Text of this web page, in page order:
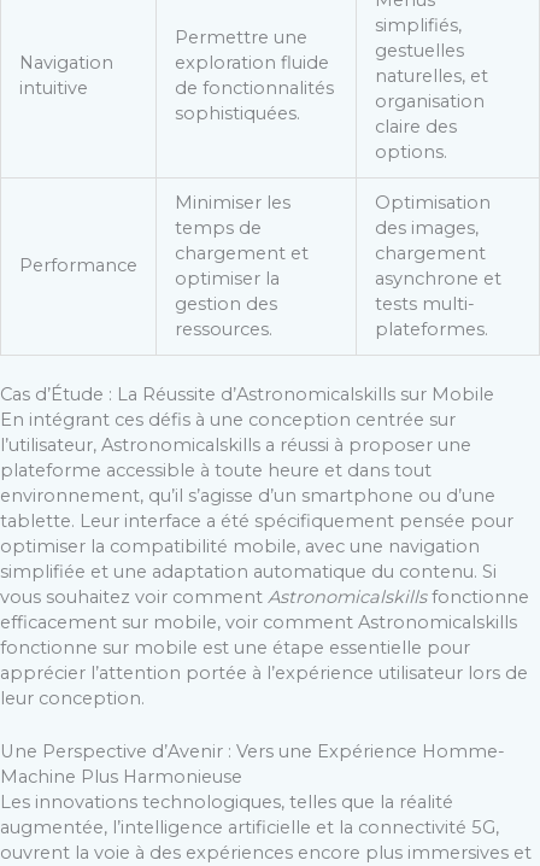
Navigation
intuitive
Permettre une
exploration fluide
de fonctionnalités
sophistiquées.
simplifiés,
gestuelles
naturelles, et
organisation
claire des
options.
Performance
Minimiser les
temps de
chargement et
optimiser la
gestion des
ressources.
Optimisation
des images,
chargement
asynchrone et
tests multi-
plateformes.
Cas d’Étude : La Réussite d’Astronomicalskills sur Mobile
En intégrant ces défis à une conception centrée sur
l’utilisateur, Astronomicalskills a réussi à proposer une
plateforme accessible à toute heure et dans tout
environnement, qu’il s’agisse d’un smartphone ou d’une
tablette. Leur interface a été spécifiquement pensée pour
optimiser la compatibilité mobile, avec une navigation
simplifiée et une adaptation automatique du contenu. Si
vous souhaitez voir comment Astronomicalskillsfonctionne
efficacement sur mobile, voir comment Astronomicalskills
fonctionne sur mobile est une étape essentielle pour
apprécier l’attention portée à l’expérience utilisateur lors de
leur conception.
Une Perspective d’Avenir : Vers une Expérience Homme-
Machine Plus Harmonieuse
Les innovations technologiques, telles que la réalité
augmentée, l’intelligence artificielle et la connectivité 5G,
ouvrent la voie à des expériences encore plus immersives et